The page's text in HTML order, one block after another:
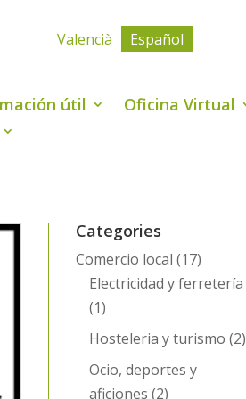
Valencià Español
útil Oficina Virtual
Categories
Comercio local (17)
Electricidad y ferretería
(1)
Hosteleria y turismo (2)
Ocio, deportes y
aficiones (2)